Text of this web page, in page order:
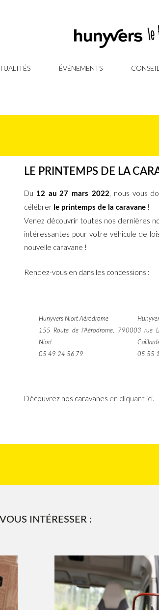
ÉVÉNEMENTS
LE PRINTEMPS DE LA
Du 12 au 27 mars 2022, nous vous
célébrer le printemps de la caravane!
Venez découvrir toutes nos dernières
intéressantes pour votre véhicule de
nouvelle caravane !
Rendez-vous en dans les concessions :
Hunyvers Niort Aérodrome
155 Route de l’Aérodrome, 79000
Niort
05 49 24 56 79
3 rue
05 55
Découvrez nos caravanes en cliquant ici.
INTÉRESSER :